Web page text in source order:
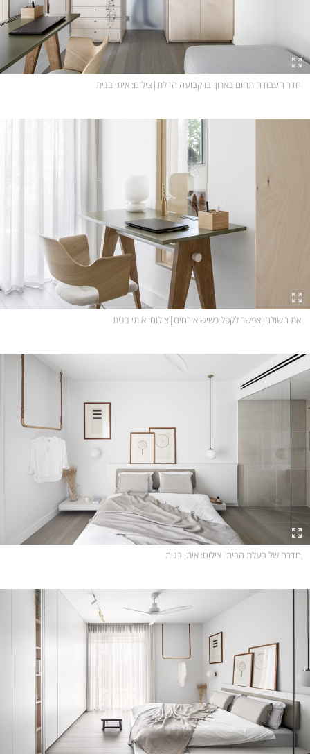
חדר העבודה תחום בארון ובו קבועה הדלת|צילום: איתי בנית
את השולחן אפשר לקפל כשיש אורחים |צילום: איתי בנית
חדרה של בעלת הבית|צילום: איתי בנית